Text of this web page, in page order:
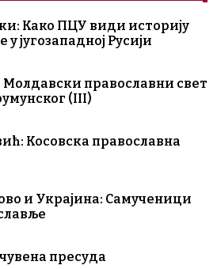
Како ПЦУ види историју
југозападној Русији
Молдавски православни свет
(III)
Косовска православна
и Украјина: Самученици
пресуда